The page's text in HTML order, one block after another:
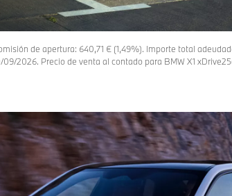
de apertura: 640,71 € (1,49%). Importe total
2026. Precio de venta al contado para BMW X1